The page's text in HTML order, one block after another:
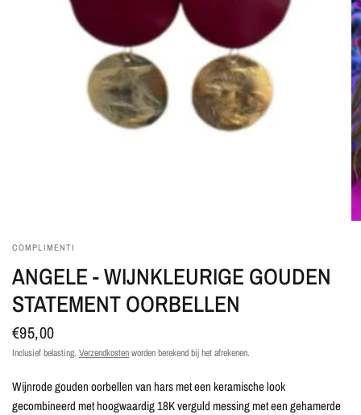
COMPLIMENTI
ANGELE - WIJNKLEURIGE GOUDEN
STATEMENT OORBELLEN
€95,00
Inclusief belasting. Verzendkostenworden berekend bij het afrekenen.
Wijnrode gouden oorbellen van hars met een keramische look
gecombineerd met hoogwaardig 18K verguld messing met een gehamerde